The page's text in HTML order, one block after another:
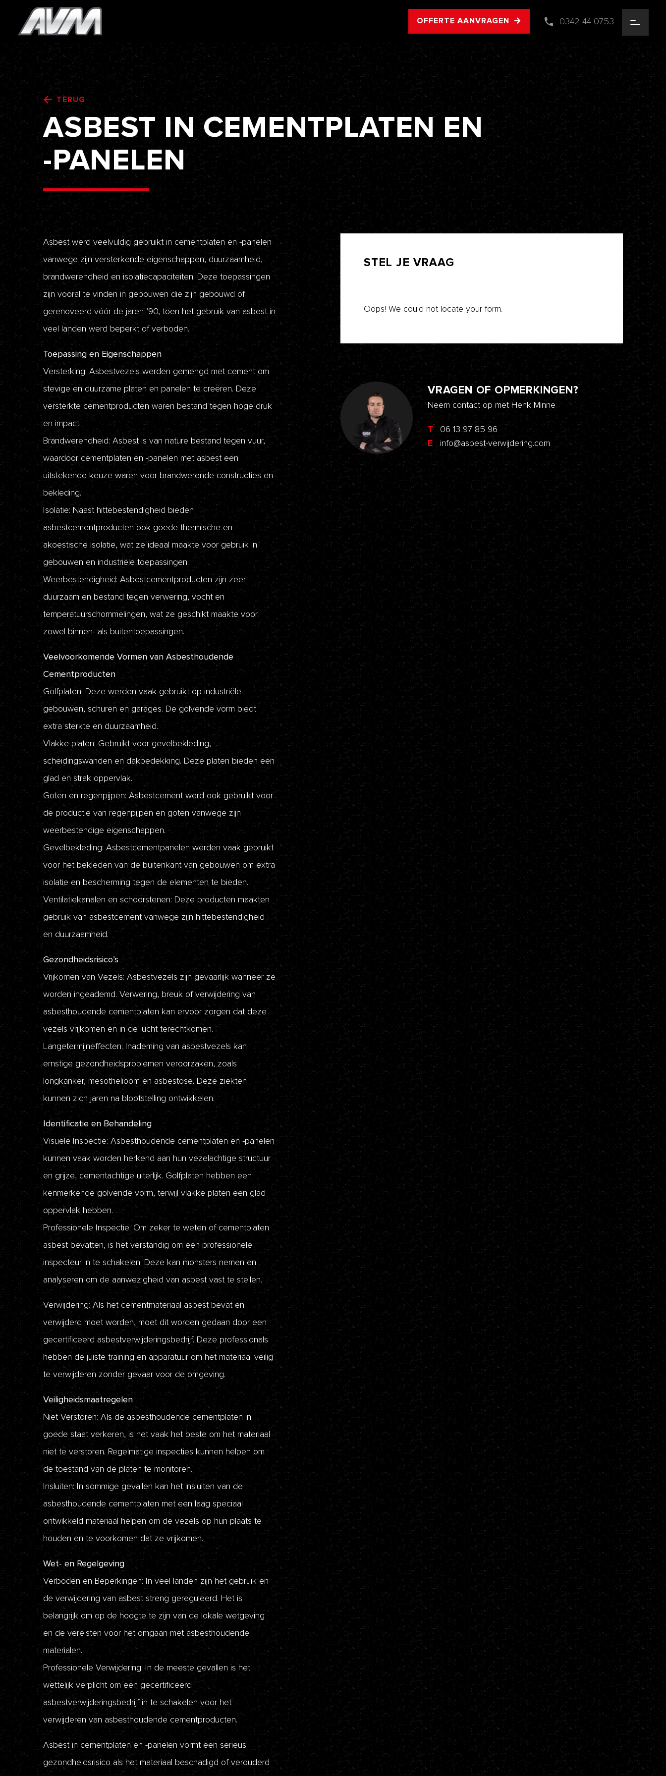
OFFERTE AANVRAGEN 0342 44 0753
TERUG
ASBEST IN CEMENTPLATEN EN
-PANELEN
Asbest werd veelvuldig gebruikt in cementplaten en -panelen
vanwege zijn versterkende eigenschappen, duurzaamheid,
brandwerendheid en isolatiecapaciteiten. Deze toepassingen
zijn vooral te vinden in gebouwen die zijn gebouwd of
gerenoveerd vóór de jaren ’90, toen het gebruik van asbest in
veel landen werd beperkt of verboden.
Toepassing en Eigenschappen
Versterking: Asbestvezels werden gemengd met cement om
stevige en duurzame platen en panelen te creëren. Deze
versterkte cementproducten waren bestand tegen hoge druk
en impact.
Brandwerendheid: Asbest is van nature bestand tegen vuur,
waardoor cementplaten en -panelen met asbest een
uitstekende keuze waren voor brandwerende constructies en
bekleding.
Isolatie: Naast hittebestendigheid bieden
asbestcementproducten ook goede thermische en
akoestische isolatie, wat ze ideaal maakte voor gebruik in
gebouwen en industriële toepassingen.
Weerbestendigheid: Asbestcementproducten zijn zeer
duurzaam en bestand tegen verwering, vocht en
temperatuurschommelingen, wat ze geschikt maakte voor
zowel binnen- als buitentoepassingen.
Veelvoorkomende Vormen van Asbesthoudende
Cementproducten
Golfplaten: Deze werden vaak gebruikt op industriële
gebouwen, schuren en garages. De golvende vorm biedt
extra sterkte en duurzaamheid.
Vlakke platen: Gebruikt voor gevelbekleding,
scheidingswanden en dakbedekking. Deze platen bieden een
glad en strak oppervlak.
Goten en regenpijpen: Asbestcement werd ook gebruikt voor
de productie van regenpijpen en goten vanwege zijn
weerbestendige eigenschappen.
Gevelbekleding: Asbestcementpanelen werden vaak gebruikt
voor het bekleden van de buitenkant van gebouwen om extra
isolatie en bescherming tegen de elementen te bieden.
Ventilatiekanalen en schoorstenen: Deze producten maakten
gebruik van asbestcement vanwege zijn hittebestendigheid
en duurzaamheid.
Gezondheidsrisico’s
Vrijkomen van Vezels: Asbestvezels zijn gevaarlijk wanneer ze
worden ingeademd. Verwering, breuk of verwijdering van
asbesthoudende cementplaten kan ervoor zorgen dat deze
vezels vrijkomen en in de lucht terechtkomen.
Langetermijneffecten: Inademing van asbestvezels kan
ernstige gezondheidsproblemen veroorzaken, zoals
longkanker, mesothelioom en asbestose. Deze ziekten
kunnen zich jaren na blootstelling ontwikkelen.
Identificatie en Behandeling
Visuele Inspectie: Asbesthoudende cementplaten en -panelen
kunnen vaak worden herkend aan hun vezelachtige structuur
en grijze, cementachtige uiterlijk. Golfplaten hebben een
kenmerkende golvende vorm, terwijl vlakke platen een glad
oppervlak hebben.
Professionele Inspectie: Om zeker te weten of cementplaten
asbest bevatten, is het verstandig om een professionele
inspecteur in te schakelen. Deze kan monsters nemen en
analyseren om de aanwezigheid van asbest vast te stellen.
Verwijdering: Als het cementmateriaal asbest bevat en
verwijderd moet worden, moet dit worden gedaan door een
gecertificeerd asbestverwijderingsbedrijf. Deze professionals
hebben de juiste training en apparatuur om het materiaal veilig
te verwijderen zonder gevaar voor de omgeving.
Veiligheidsmaatregelen
Niet Verstoren: Als de asbesthoudende cementplaten in
goede staat verkeren, is het vaak het beste om het materiaal
niet te verstoren. Regelmatige inspecties kunnen helpen om
de toestand van de platen te monitoren.
Insluiten: In sommige gevallen kan het insluiten van de
asbesthoudende cementplaten met een laag speciaal
ontwikkeld materiaal helpen om de vezels op hun plaats te
houden en te voorkomen dat ze vrijkomen.
Wet- en Regelgeving
Verboden en Beperkingen: In veel landen zijn het gebruik en
de verwijdering van asbest streng gereguleerd. Het is
belangrijk om op de hoogte te zijn van de lokale wetgeving
en de vereisten voor het omgaan met asbesthoudende
materialen.
Professionele Verwijdering: In de meeste gevallen is het
wettelijk verplicht om een gecertificeerd
asbestverwijderingsbedrijf in te schakelen voor het
verwijderen van asbesthoudende cementproducten.
Asbest in cementplaten en -panelen vormt een serieus
gezondheidsrisico als het materiaal beschadigd of verouderd
STEL JE VRAAG
Oops! We could not locate your form.
VRAGEN OF OPMERKINGEN?
Neem contact op met Henk Minne
T
06 13 97 85 96
E
info@asbest-verwijdering.com